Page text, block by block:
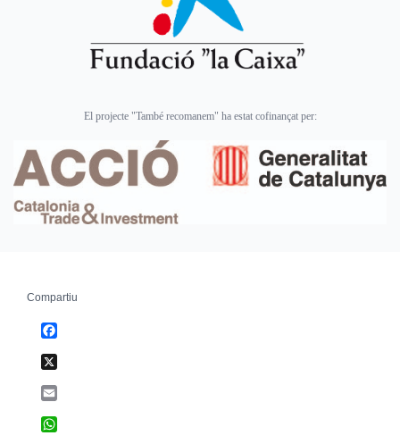
El projecte "També recomanem" ha estat cofinançat per:
Compartiu